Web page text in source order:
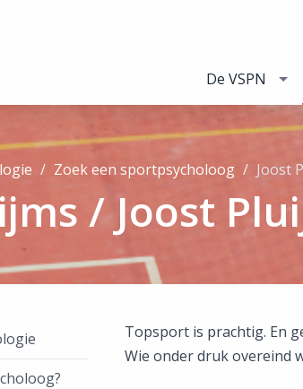
De VSPN
Zoek een sportpsycholoog Joost
/ Joost
Topsport is prachtig. En
Wie onder druk overeind